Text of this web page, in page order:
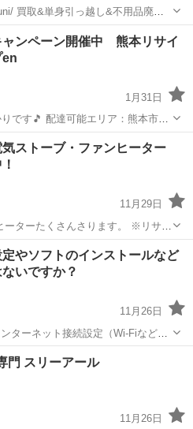
廃棄
サイクルショップ
サイクルショップ 出張買取
ャンペーン開催中 熊本リサイ
en
1月31日
です🎵 配達可能エリア：熊本市内
〕 ただいま新生活応援キャンペー
ョップen 熊本市南区良町1-7-32
ョップ
気ストーブ・ファンヒーター
11月29日
たくさんさります。 ※リサイ
差点を右折。西原村方面へ、ガソ
リサイクルショップ
やソフトのインストールなど
いですか？
11月26日
ターネット接続設定（Wi-Fiなど）
設定 / プリンタ接続設定 / ソフト
りの際は、当店へお気軽にご相談
リサイクルショップ
門 スリーアール
11月26日